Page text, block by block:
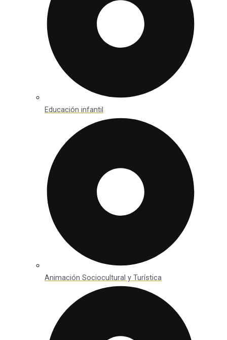
Educación infantil
Animación Sociocultural y Turística